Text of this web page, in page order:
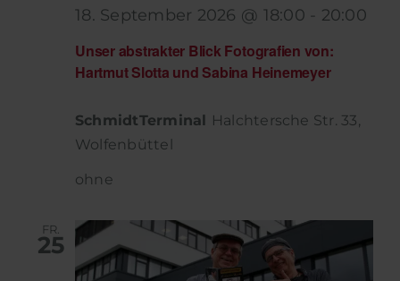
Unser abstrakter Blick Fotografien von:
Hartmut Slotta und Sabina Heinemeyer
18. September 2026 @ 18:00 - 20:00
SchmidtTerminal
Halchtersche Str. 33,
Wolfenbüttel
ohne
FR.
25